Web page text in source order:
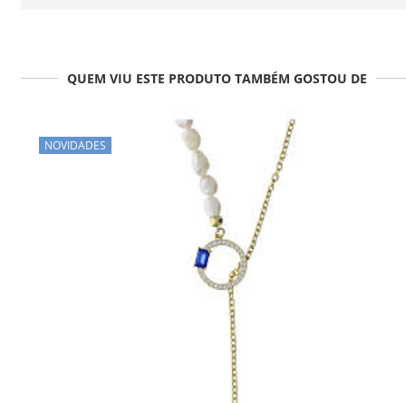
QUEM VIU ESTE PRODUTO TAMBÉM GOSTOU DE
NOVIDADES